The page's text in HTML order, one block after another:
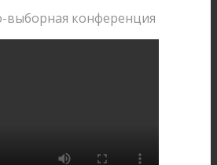
выборная конференция